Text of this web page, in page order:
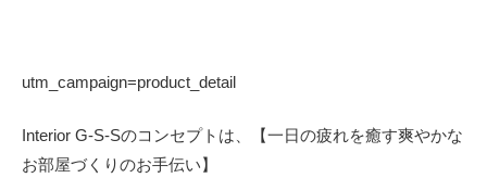
utm_campaign=product_detail
Interior G-S-Sのコンセプトは、【一日の疲れを癒す爽やかな
お部屋づくりのお手伝い】